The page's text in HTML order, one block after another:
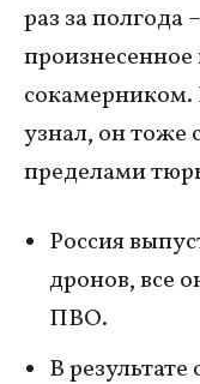
раз за полгода
произнесенное
сокамерником.
узнал, он тоже
пределами
Россия
дронов, все
ПВО.
В